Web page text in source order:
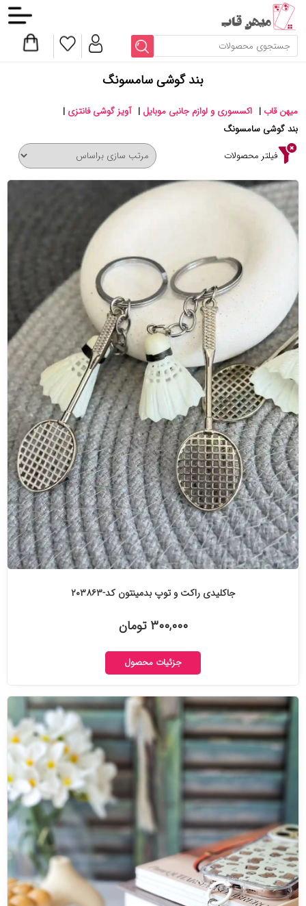
بند گوشی سامسونگ
میهن قاب | اکسسوری و لوازم جانبی موبایل | آویز گوشی فانتزی |
بند گوشی سامسونگ
فیلتر محصولات
جاکلیدی راکت و توپ بدمینتون کد-۲۰۳۸۶۳
۳۰۰,۰۰۰ تومان
جزئیات محصول